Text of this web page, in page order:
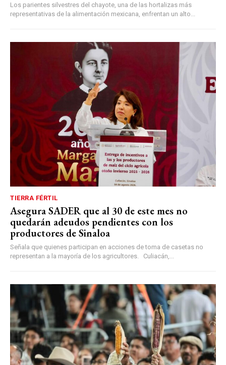
Los parientes silvestres del chayote, una de las hortalizas más
representativas de la alimentación mexicana, enfrentan un alto...
TIERRA FÉRTIL
Asegura SADER que al 30 de este mes no
quedarán adeudos pendientes con los
productores de Sinaloa
Señala que quienes participan en acciones de toma de casetas no
representan a la mayoría de los agricultores. Culiacán,...